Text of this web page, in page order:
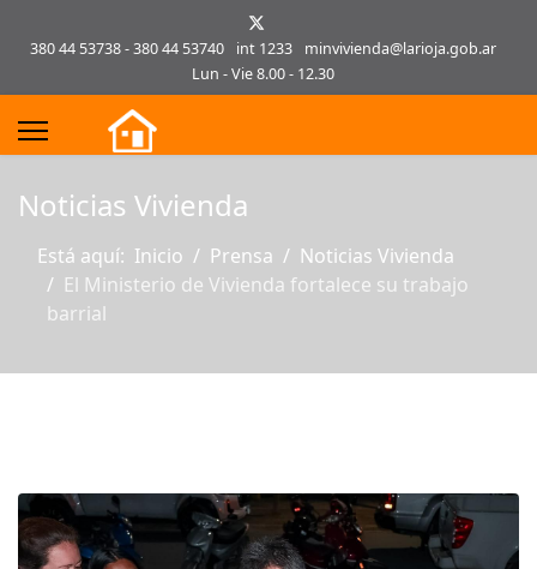
380 44 53738 - 380 44 53740 int 1233
minvivienda@larioja.gob.ar
Lun - Vie 8.00 - 12.30
Noticias Vivienda
Está aquí: Inicio Prensa
Noticias Vivienda
El Ministerio de Vivienda fortalece su trabajo
barrial